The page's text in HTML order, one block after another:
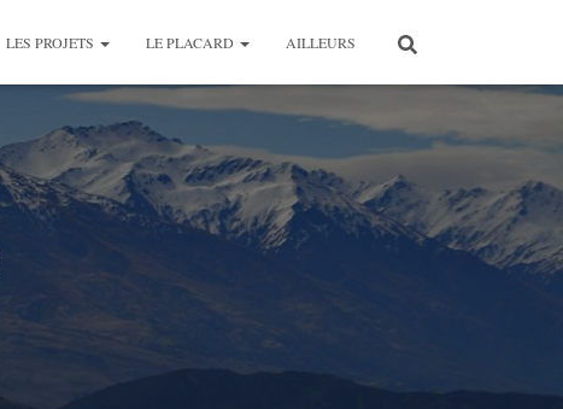
LES PROJETS LE PLACARD AILLEURS